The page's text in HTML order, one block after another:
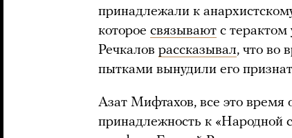
принадлежали к
которое связывают с
Речкалов рассказывал, что во
пытками вынудили его
Азат Мифтахов, все это время
принадлежность к «Народной